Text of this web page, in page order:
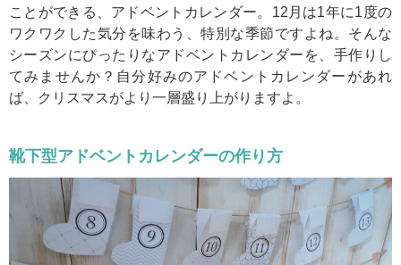
ことができる、アドベントカレンダー。12月は1年に1度の
ワクワクした気分を味わう、特別な季節ですよね。そんな
シーズンにぴったりなアドベントカレンダーを、手作りし
てみませんか？自分好みのアドベントカレンダーがあれ
ば、クリスマスがより一層盛り上がりますよ。
靴下型アドベントカレンダーの作り方